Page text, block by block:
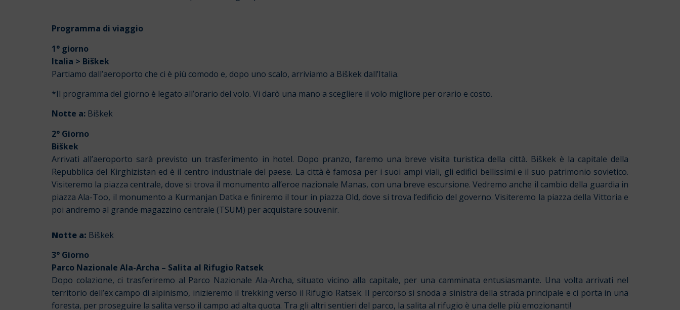
Programma di viaggio
1° giorno
Italia > Biškek
Partiamo dall’aeroporto che ci è più comodo e, dopo uno scalo, arriviamo a Biškek dall’Italia.
*Il programma del giorno è legato all’orario del volo. Vi darò una mano a scegliere il volo migliore per orario e costo.
Notte a: Biškek
2° Giorno
Biškek
Arrivati all’aeroporto sarà previsto un trasferimento in hotel. Dopo pranzo, faremo una breve visita turistica della città. Biškek è la capitale della
Repubblica del Kirghizistan ed è il centro industriale del paese. La città è famosa per i suoi ampi viali, gli edifici bellissimi e il suo patrimonio sovietico.
Visiteremo la piazza centrale, dove si trova il monumento all’eroe nazionale Manas, con una breve escursione. Vedremo anche il cambio della guardia in
piazza Ala-Too, il monumento a Kurmanjan Datka e finiremo il tour in piazza Old, dove si trova l’edificio del governo. Visiteremo la piazza della Vittoria e
poi andremo al grande magazzino centrale (TSUM) per acquistare souvenir.
Notte a: Biškek
3° Giorno
Parco Nazionale Ala-Archa – Salita al Rifugio Ratsek
Dopo colazione, ci trasferiremo al Parco Nazionale Ala-Archa, situato vicino alla capitale, per una camminata entusiasmante. Una volta arrivati nel
territorio dell’ex campo di alpinismo, inizieremo il trekking verso il Rifugio Ratsek. Il percorso si snoda a sinistra della strada principale e ci porta in una
foresta, per proseguire la salita verso il campo ad alta quota. Tra gli altri sentieri del parco, la salita al rifugio è una delle più emozionanti!